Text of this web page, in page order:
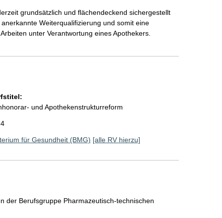
grundsätzlich und flächendeckend sichergestellt
Weiterqualifizierung und somit eine
unter Verantwortung eines Apothekers.
und Apothekenstrukturreform
für Gesundheit (BMG) [alle RV hierzu]
der Berufsgruppe Pharmazeutisch-technischen